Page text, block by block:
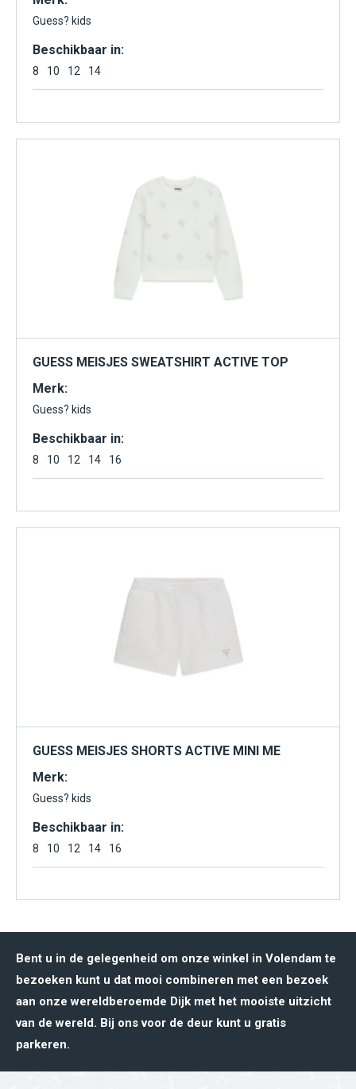
Guess? kids
Beschikbaar in:
8 10 12 14
GUESS MEISJES SWEATSHIRT ACTIVE TOP
Merk:
Guess? kids
Beschikbaar in:
8 10 12 14 16
GUESS MEISJES SHORTS ACTIVE MINI ME
Merk:
Guess? kids
Beschikbaar in:
8 10 12 14 16
Bent u in de gelegenheid om onze winkel in Volendam te
bezoeken kunt u dat mooi combineren met een bezoek
aan onze wereldberoemde Dijk met het mooiste uitzicht
van de wereld. Bij ons voor de deur kunt u gratis
parkeren.